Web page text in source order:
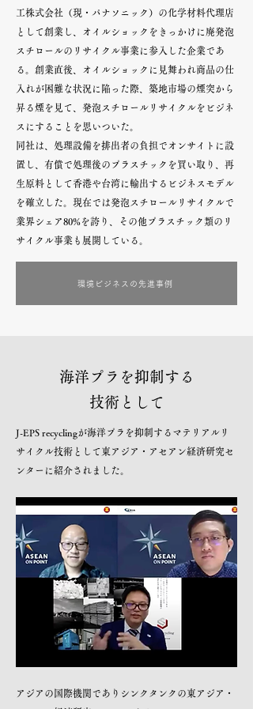
工株式会社（現・パナソニック）の化学材料代理店
として創業し、オイルショックをきっかけに廃発泡
スチロールのリサイクル事業に参入した企業であ
る。創業直後、オイルショックに見舞われ商品の仕
入れが困難な状況に陥った際、築地市場の煙突から
昇る煙を見て、発泡スチロールリサイクルをビジネ
スにすることを思いついた。
同社は、処理設備を排出者の負担でオンサイトに設
置し、有償で処理後のプラスチックを買い取り、再
生原料として香港や台湾に輸出するビジネスモデル
を確立した。現在では発泡スチロールリサイクルで
業界シェア80%を誇り、その他プラスチック類のリ
サイクル事業も展開している。
環境ビジネスの先進事例
海洋プラを抑制する
技術として
J-EPS recyclingが海洋プラを抑制するマテリアルリ
サイクル技術として東アジア・アセアン経済研究セ
ンターに紹介されました。
アジアの国際機関でありシンクタンクの東アジア・